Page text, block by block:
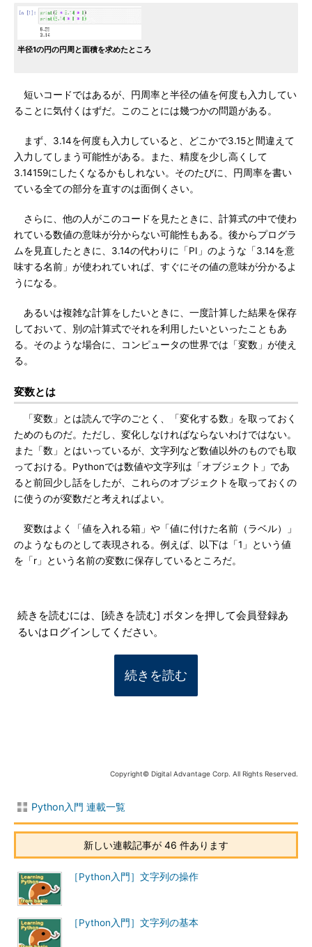
半径1の円の円周と面積を求めたところ
短いコードではあるが、円周率と半径の値を何度も入力してい
ることに気付くはずだ。このことには幾つかの問題がある。
まず、3.14を何度も入力していると、どこかで3.15と間違えて
入力してしまう可能性がある。また、精度を少し高くして
3.14159にしたくなるかもしれない。そのたびに、円周率を書い
ている全ての部分を直すのは面倒くさい。
さらに、他の人がこのコードを見たときに、計算式の中で使わ
れている数値の意味が分からない可能性もある。後からプログラ
ムを見直したときに、3.14の代わりに「PI」のような「3.14を意
味する名前」が使われていれば、すぐにその値の意味が分かるよ
うになる。
あるいは複雑な計算をしたいときに、一度計算した結果を保存
しておいて、別の計算式でそれを利用したいといったこともあ
る。そのような場合に、コンピュータの世界では「変数」が使え
る。
変数とは
「変数」とは読んで字のごとく、「変化する数」を取っておく
ためのものだ。ただし、変化しなければならないわけではない。
また「数」とはいっているが、文字列など数値以外のものでも取
っておける。Pythonでは数値や文字列は「オブジェクト」であ
ると前回少し話をしたが、これらのオブジェクトを取っておくの
に使うのが変数だと考えればよい。
変数はよく「値を入れる箱」や「値に付けた名前（ラベル）」
のようなものとして表現される。例えば、以下は「1」という値
を「r」という名前の変数に保存しているところだ。
続きを読むには、[続きを読む] ボタンを押して会員登録あ
るいはログインしてください。
続きを読む
Copyright© Digital Advantage Corp. All Rights Reserved.
Python入門 連載一覧
新しい連載記事が 46 件あります
［Python入門］文字列の操作
［Python入門］文字列の基本